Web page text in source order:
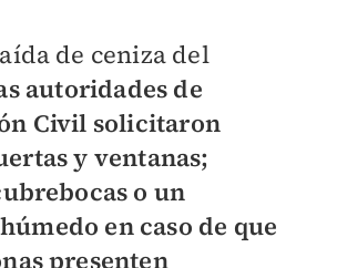
de ceniza del
autoridades de
Civil solicitaron
y ventanas;
o un
en caso de que
presenten